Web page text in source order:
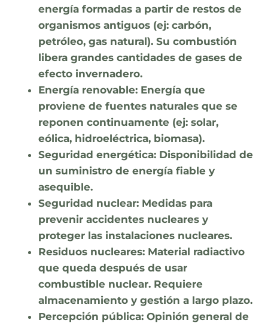
energía formadas a partir de restos de
organismos antiguos (ej: carbón,
petróleo, gas natural). Su combustión
libera grandes cantidades de gases de
efecto invernadero.
Energía renovable: Energía que
proviene de fuentes naturales que se
reponen continuamente (ej: solar,
eólica, hidroeléctrica, biomasa).
Seguridad energética: Disponibilidad de
un suministro de energía fiable y
asequible.
Seguridad nuclear: Medidas para
prevenir accidentes nucleares y
proteger las instalaciones nucleares.
Residuos nucleares: Material radiactivo
que queda después de usar
combustible nuclear. Requiere
almacenamiento y gestión a largo plazo.
Percepción pública: Opinión general de